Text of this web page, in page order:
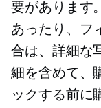
要があります
あったり、フ
合は、詳細な
細を含めて、
ックする前に